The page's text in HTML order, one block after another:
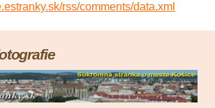
rss/comments/data.xml